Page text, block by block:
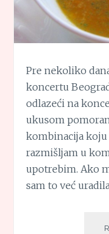
Pre nekoliko
koncertu
odlazeći na
ukusom
kombinacija koju
razmišljam u
upotrebim. Ako
sam to već